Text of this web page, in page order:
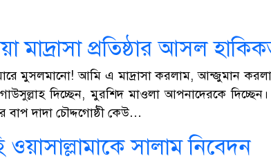
মাদ্রাসা প্রতিষ্ঠার আসল
মুসলমানো! আমি এ মাদ্রাসা করলাম, আন্জুমান
গাউসুল্লাহ দিচ্ছেন, মুরশিদ মাওলা আপনাদেরকে
বাপ দাদা চৌদ্দগোষ্ঠী কেউ…
সালাম নিবেদন